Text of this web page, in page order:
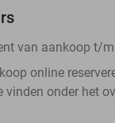
van aankoop t/
online
vinden onder het